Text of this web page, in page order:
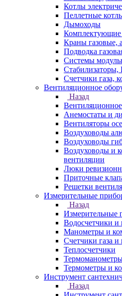
Котлы
Пеллетные
Дымоходы
Комплектующие
Краны газовые,
Подводка
Системы
Счетчики газа,
Вентиляционное
Назад
Анемостаты и
Вентиляторы
Воздуховоды
Воздуховоды
Воздуховоды и
вентиляции
Люки
Приточные
Решетки
Измерительные
Назад
Измерительные
Водосчетчики
Манометры и
Счетчики газа
Теплосчетчики
Термометры и
Инструмент
Назад